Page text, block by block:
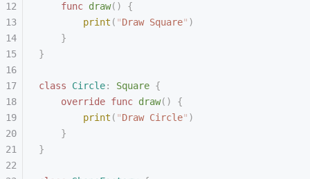
    func
draw()
{
        print
( "Draw Square" )
    }
}
class Circle: Square {
    override
func draw()
{
        print
( "Draw Circle" )
    }
}